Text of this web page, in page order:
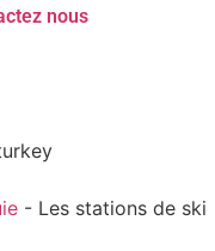
nous
la bouteille Toggle
- Les stations de ski